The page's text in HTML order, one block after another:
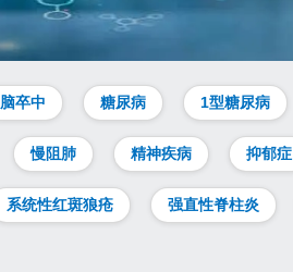
脑卒中 糖尿病 1型糖尿病
慢阻肺 精神疾病 抑郁症
系统性红斑狼疮 强直性脊柱炎